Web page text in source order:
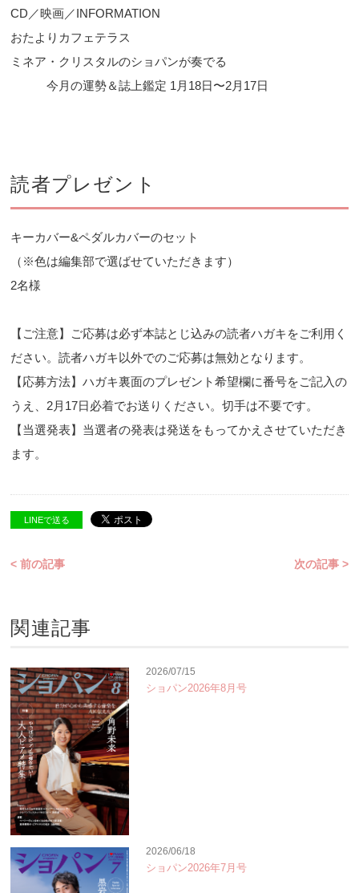
CD／映画／INFORMATION
おたよりカフェテラス
ミネア・クリスタルのショパンが奏でる
今月の運勢＆誌上鑑定 1月18日〜2月17日
読者プレゼント
キーカバー&ペダルカバーのセット
（※色は編集部で選ばせていただきます）
2名様
【ご注意】ご応募は必ず本誌とじ込みの読者ハガキをご利用く
ださい。読者ハガキ以外でのご応募は無効となります。
【応募方法】ハガキ裏面のプレゼント希望欄に番号をご記入の
うえ、2月17日必着でお送りください。切手は不要です。
【当選発表】当選者の発表は発送をもってかえさせていただき
ます。
LINEで送る
< 前の記事 次の記事 >
関連記事
2026/07/15
ショパン2026年8月号
2026/06/18
ショパン2026年7月号